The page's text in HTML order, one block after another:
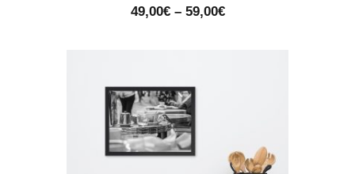
49,00€ – 59,00€Price